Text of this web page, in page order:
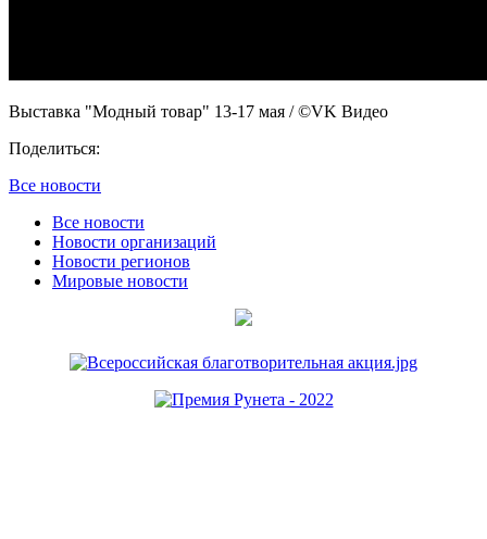
Выставка "Модный товар" 13-17 мая / ©VK Видео
Поделиться:
Все новости
Все новости
Новости организаций
Новости регионов
Мировые новости